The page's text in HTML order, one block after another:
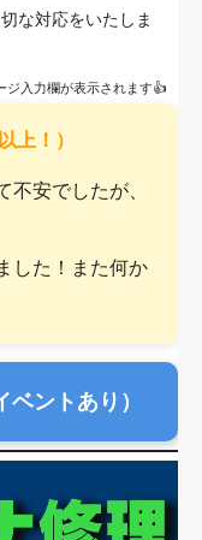
な対応をいたしま
ジ入力欄が表示されます👍
上！）
不安でしたが、
した！また何か
ントあり）